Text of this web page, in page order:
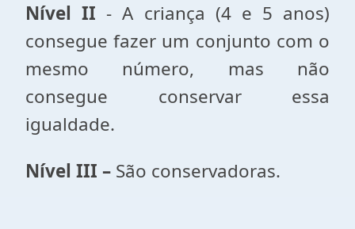
Nível II - A criança (4 e 5 anos)
consegue fazer um conjunto com o
mesmo número, mas não
consegue conservar essa
igualdade.
Nível III – São conservadoras.